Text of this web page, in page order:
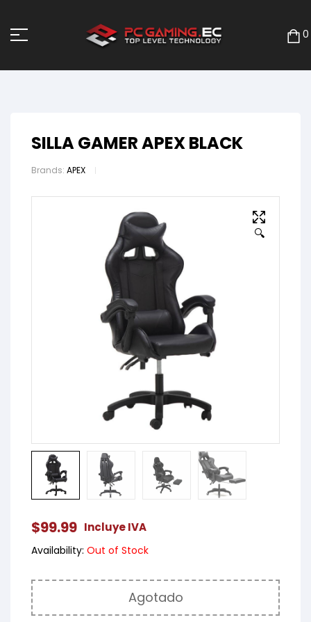
0
SILLA GAMER APEX BLACK
Brands: APEX
🔍
$99.99 Incluye IVA
Availability: Out of Stock
Agotado